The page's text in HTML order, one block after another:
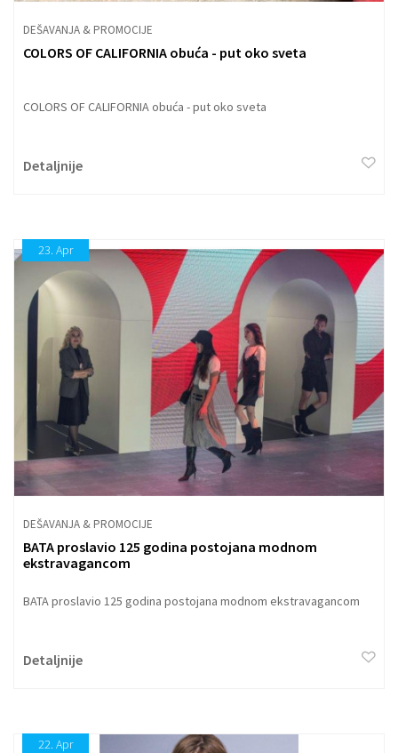
DEŠAVANJA & PROMOCIJE
COLORS OF CALIFORNIA obuća - put oko sveta
COLORS OF CALIFORNIA obuća - put oko sveta
Detaljnije
23. Apr
DEŠAVANJA & PROMOCIJE
BATA proslavio 125 godina postojana modnom
ekstravagancom
BATA proslavio 125 godina postojana modnom ekstravagancom
Detaljnije
22. Apr